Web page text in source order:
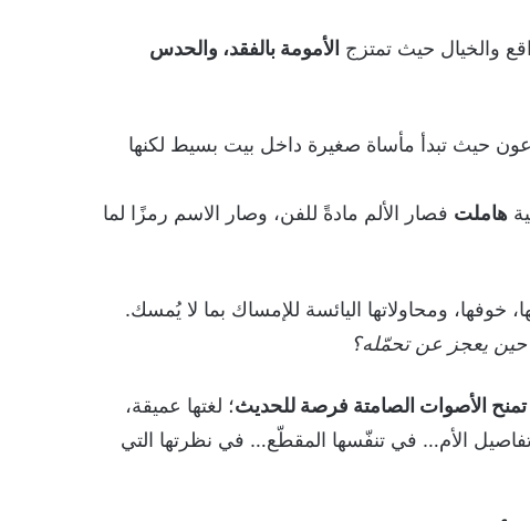
والخيال حيث تمتزج الأمومة بالفقد، والحدس
حيث تبدأ مأساة صغيرة داخل بيت بسيط لكنها
هاملت فصار الألم مادةً للفن، وصار الاسم رمزًا لما
خوفها، ومحاولاتها اليائسة للإمساك بما لا يُمسك.
حين يعجز عن تحمّله؟
تمنح الأصوات الصامتة فرصة للحديث؛ لغتها عميقة،
الأم… في تنفّسها المقطّع… في نظرتها التي